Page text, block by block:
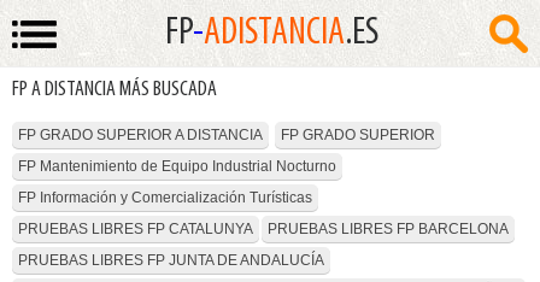
FP-ADISTANCIA.ES
FP A DISTANCIA MÁS BUSCADA
FP GRADO SUPERIOR A DISTANCIA
FP GRADO SUPERIOR
FP Mantenimiento de Equipo Industrial Nocturno
FP Información y Comercialización Turísticas
PRUEBAS LIBRES FP CATALUNYA
PRUEBAS LIBRES FP BARCELONA
PRUEBAS LIBRES FP JUNTA DE ANDALUCÍA